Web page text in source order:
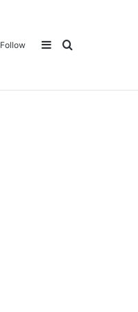
Follow Sidebar
Traži